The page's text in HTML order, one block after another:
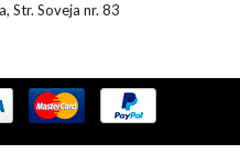
Str. Soveja nr. 83